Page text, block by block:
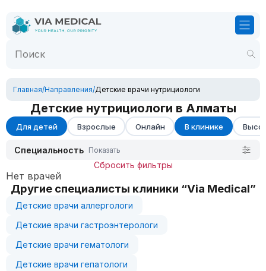
Главная/Направления/Детские врачи нутрициологи
Детские нутрициологи в Алматы
Для детей Взрослые Онлайн В клинике
Специальность Показать
Сбросить фильтры
Нет врачей
Другие специалисты клиники “Via Medical”
Детские врачи аллергологи
Детские врачи гастроэнтерологи
Детские врачи гематологи
Детские врачи гепатологи